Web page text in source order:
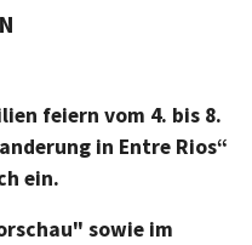
feiern vom 4. bis 8.
in Entre Rios“
ein.
sowie im